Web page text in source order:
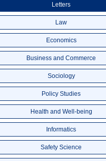
Letters
Law
Economics
Business and Commerce
Sociology
Policy Studies
Health and Well-being
Informatics
Safety Science